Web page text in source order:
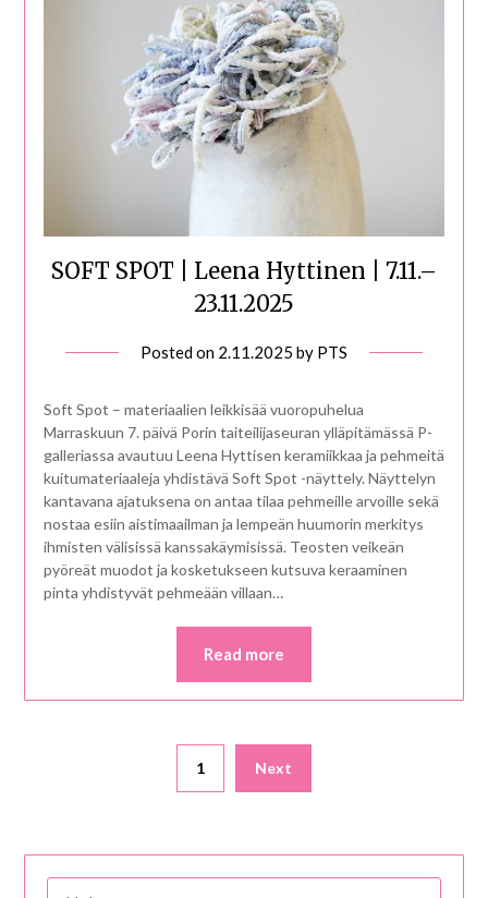
SOFT SPOT | Leena Hyttinen | 7.11.–
23.11.2025
Posted on 2.11.2025 by PTS
Soft Spot – materiaalien leikkisää vuoropuhelua
Marraskuun 7. päivä Porin taiteilijaseuran ylläpitämässä P-
galleriassa avautuu Leena Hyttisen keramiikkaa ja pehmeitä
kuitumateriaaleja yhdistävä Soft Spot -näyttely. Näyttelyn
kantavana ajatuksena on antaa tilaa pehmeille arvoille sekä
nostaa esiin aistimaailman ja lempeän huumorin merkitys
ihmisten välisissä kanssakäymisissä. Teosten veikeän
pyöreät muodot ja kosketukseen kutsuva keraaminen
pinta yhdistyvät pehmeään villaan…
Read more
1 Next